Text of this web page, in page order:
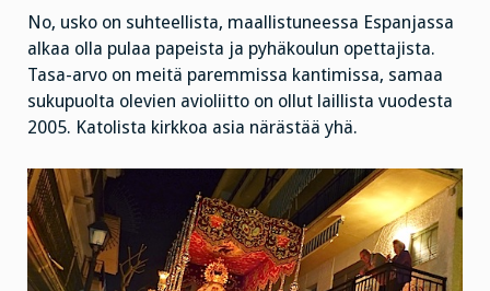
No, usko on suhteellista, maallistuneessa Espanjassa
alkaa olla pulaa papeista ja pyhäkoulun opettajista.
Tasa-arvo on meitä paremmissa kantimissa, samaa
sukupuolta olevien avioliitto on ollut laillista vuodesta
2005. Katolista kirkkoa asia närästää yhä.